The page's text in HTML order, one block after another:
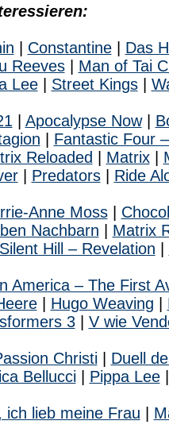
Constantine| Das
Reeves| Man of Tai
Lee| Street Kings|
Apocalypse Now|
Fantastic Four
Reloaded Matrix|
| Predators| Ride
Anne Moss|
Nachbarn
Matrix
Silent Hill – Revelation
America – The First
| Hugo Weaving
3| V wie
Christi| Duell
Bellucci| Pippa Lee
ich lieb meine Frau